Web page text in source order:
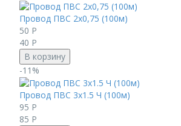
Провод ПВС 2х0,75 (100м)
50 Р
40 Р
В корзину
-11%
Провод ПВС 3х1.5 Ч (100м)
95 Р
85 Р